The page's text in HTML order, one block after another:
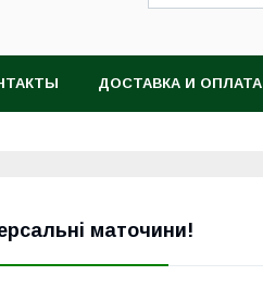
ДОСТАВКА И ОПЛАТА
маточини!